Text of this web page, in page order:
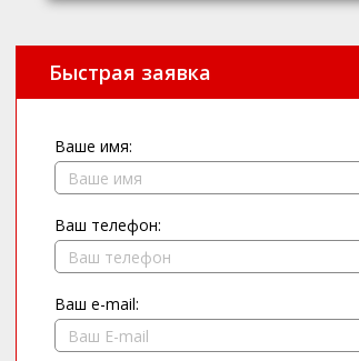
Быстрая заявка
Ваше имя:
Ваш телефон:
Ваш e-mail: